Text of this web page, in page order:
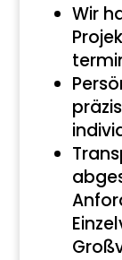
Wir